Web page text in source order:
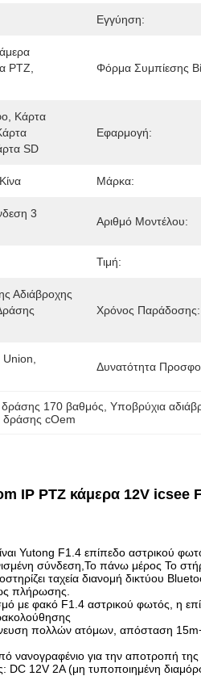
Εγγύηση:
PTZ,
Φόρμα Συμπίεσης
Κάρτα
SD
Εφαρμογή:
Μάρκα:
3
Αριθμό Μοντέλου:
Τιμή:
Αδιάβροχης
Χρόνος Παράδοσης:
Δυνατότητα
170 βαθμός , Υποβρύχια
δράσης cOem
IP PTZ κάμερα 12V icsee
Yutong F1.4 επίπεδο αστρικού
σύνδεση,Το πάνω μέρος Το
ταχεία διανομή δικτύου
πλήρωσης.
με φακό F1.4 αστρικού φωτός, η
πολλών ατόμων, απόσταση
για την αποτροπή της
DC 12V 2A (μη τυποποιημένη